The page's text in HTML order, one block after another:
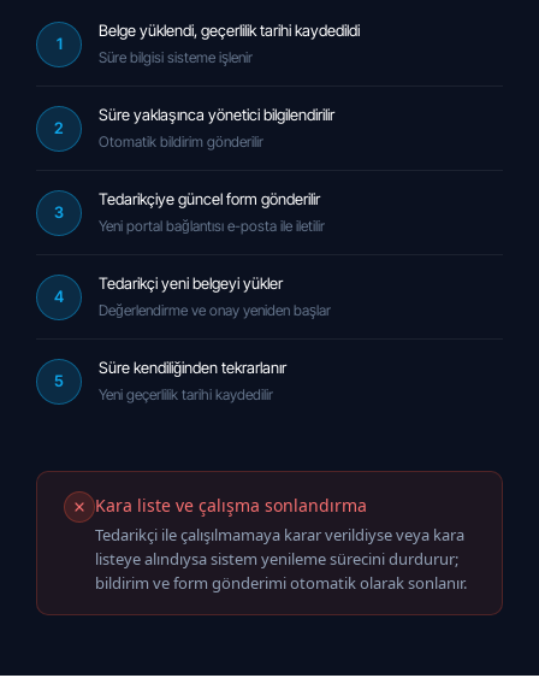
1
Belge yüklendi, geçerlilik tarihi kaydedildi
Süre bilgisi sisteme işlenir
2
Süre yaklaşınca yönetici bilgilendirilir
Otomatik bildirim gönderilir
3
Tedarikçiye güncel form gönderilir
Yeni portal bağlantısı e-posta ile iletilir
4
Tedarikçi yeni belgeyi yükler
Değerlendirme ve onay yeniden başlar
5
Süre kendiliğinden tekrarlanır
Yeni geçerlilik tarihi kaydedilir
Kara liste ve çalışma sonlandırma
Tedarikçi ile çalışılmamaya karar verildiyse veya kara
listeye alındıysa sistem yenileme sürecini durdurur;
bildirim ve form gönderimi otomatik olarak sonlanır.